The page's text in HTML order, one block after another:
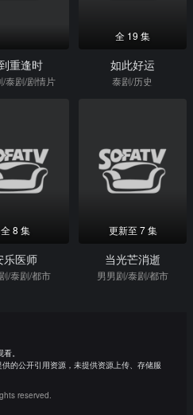
重逢时
/泰剧/剧情片
全 19 集
如此好运
泰剧/历史
全 8 集
乐医师
/泰剧/都市
更新至 7 集
当光芒消逝
男男剧/泰剧/都市
。
的公开引用资源，未提供资源上传、存储服
reserved.